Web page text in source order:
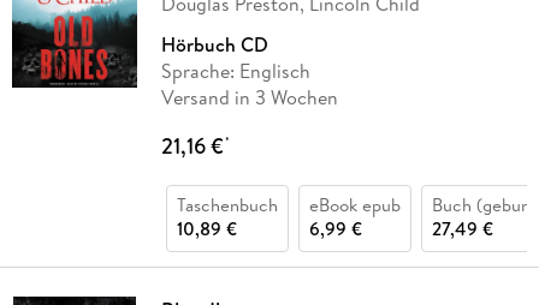
Hörbuch CD
Sprache: Englisch
Versand in 3 Wochen
21,16 €*
Taschenbuch
10,89 €
eBook epub
6,99 €
Buch
27,49 €